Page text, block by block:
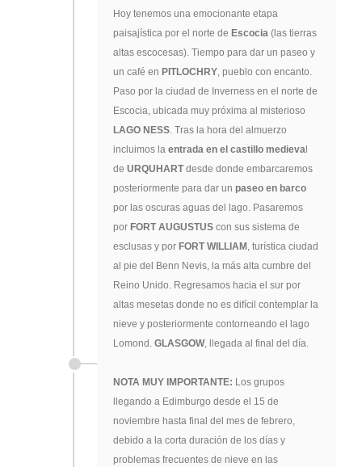
Hoy tenemos una emocionante etapa
paisajística por el norte de Escocia (las tierras
altas escocesas). Tiempo para dar un paseo y
un café en PITLOCHRY, pueblo con encanto.
Paso por la ciudad de Inverness en el norte de
Escocia, ubicada muy próxima al misterioso
LAGO NESS. Tras la hora del almuerzo
incluimos la entrada en el castillo medieva
de URQUHARTdesde donde embarcaremos
posteriormente para dar un paseo en barco
por las oscuras aguas del lago. Pasaremos
por FORT AUGUSTUS con sus sistema de
esclusas y por FORT WILLIAM , turística ciudad
al pie del Benn Nevis, la más alta cumbre del
Reino Unido. Regresamos hacia el sur por
altas mesetas donde no es difícil contemplar la
nieve y posteriormente contorneando el lago
Lomond. GLASGOW, llegada al final del día.
NOTA MUY IMPORTANTE: Los grupos
llegando a Edimburgo desde el 15 de
noviembre hasta final del mes de febrero,
debido a la corta duración de los días y
problemas frecuentes de nieve en las